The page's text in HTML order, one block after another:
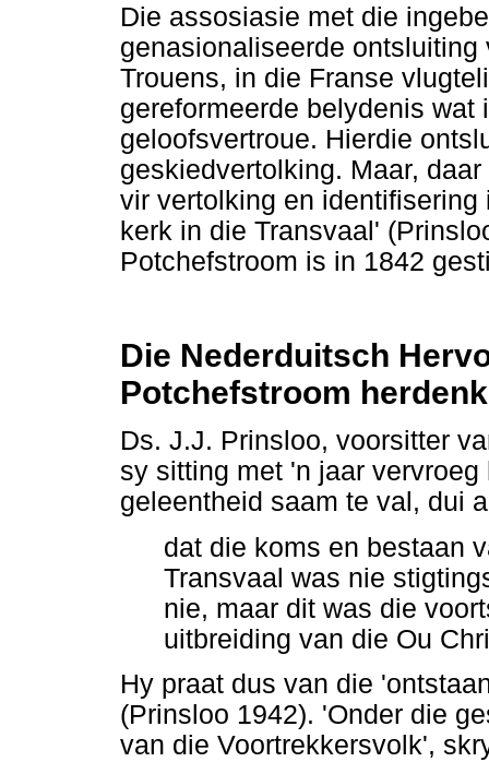
Die assosiasie met die
genasionaliseerde
Trouens, in die Franse
gereformeerde belydenis
geloofsvertroue. Hierdie
geskiedvertolking. Maar,
vir vertolking en
kerk in die Transvaal'
Potchefstroom is in 1842
Die Nederduitsch
Potchefstroom
Ds. J.J. Prinsloo, voorsitter
sy sitting met 'n jaar
geleentheid saam te val, dui
dat die koms en bestaan
Transvaal was nie
nie, maar dit was die
uitbreiding van die Ou
Hy praat dus van die
(Prinsloo 1942). 'Onder die
van die Voortrekkersvolk',